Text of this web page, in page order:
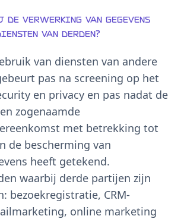
de verwerking van gegevens
van derden?
van diensten van andere
pas na screening op het
en privacy en pas nadat de
zogenaamde
met betrekking tot
de bescherming van
heeft getekend.
waarbij derde partijen zijn
bezoekregistratie, CRM-
online marketing